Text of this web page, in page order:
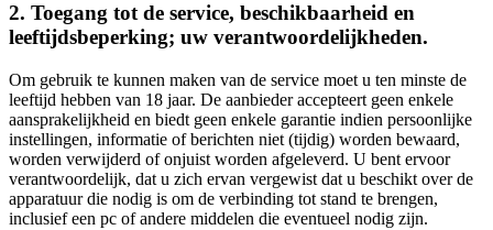
2. Toegang tot de service, beschikbaarheid en
leeftijdsbeperking; uw verantwoordelijkheden.
Om gebruik te kunnen maken van de service moet u ten minste de
leeftijd hebben van 18 jaar. De aanbieder accepteert geen enkele
aansprakelijkheid en biedt geen enkele garantie indien persoonlijke
instellingen, informatie of berichten niet (tijdig) worden bewaard,
worden verwijderd of onjuist worden afgeleverd. U bent ervoor
verantwoordelijk, dat u zich ervan vergewist dat u beschikt over de
apparatuur die nodig is om de verbinding tot stand te brengen,
inclusief een pc of andere middelen die eventueel nodig zijn.